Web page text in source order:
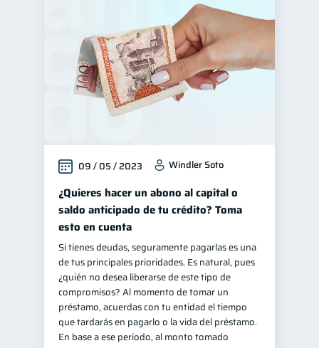
09 / 05 / 2023 Windler Soto
¿Quieres hacer un abono al capital o
saldo anticipado de tu crédito? Toma
esto en cuenta
Si tienes deudas, seguramente pagarlas es una
de tus principales prioridades. Es natural, pues
¿quién no desea liberarse de este tipo de
compromisos? Al momento de tomar un
préstamo, acuerdas con tu entidad el tiempo
que tardarás en pagarlo o la vida del préstamo.
En base a ese período, al monto tomado